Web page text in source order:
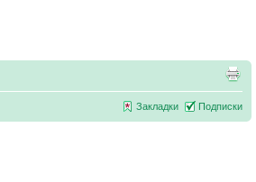
Закладки Подписки